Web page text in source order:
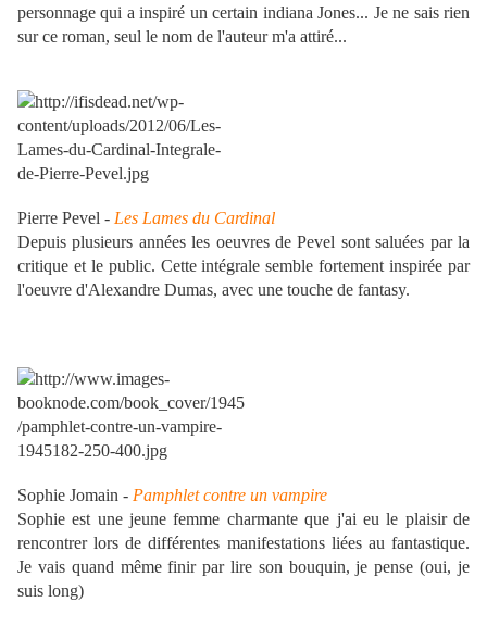
personnage qui a inspiré un certain indiana Jones... Je ne sais rien
sur ce roman, seul le nom de l'auteur m'a attiré...
Pierre Pevel - Les Lames du Cardinal
Depuis plusieurs années les oeuvres de Pevel sont saluées par la
critique et le public. Cette intégrale semble fortement inspirée par
l'oeuvre d'Alexandre Dumas, avec une touche de fantasy.
Sophie Jomain - Pamphlet contre un vampire
Sophie est une jeune femme charmante que j'ai eu le plaisir de
rencontrer lors de différentes manifestations liées au fantastique.
Je vais quand même finir par lire son bouquin, je pense (oui, je
suis long)